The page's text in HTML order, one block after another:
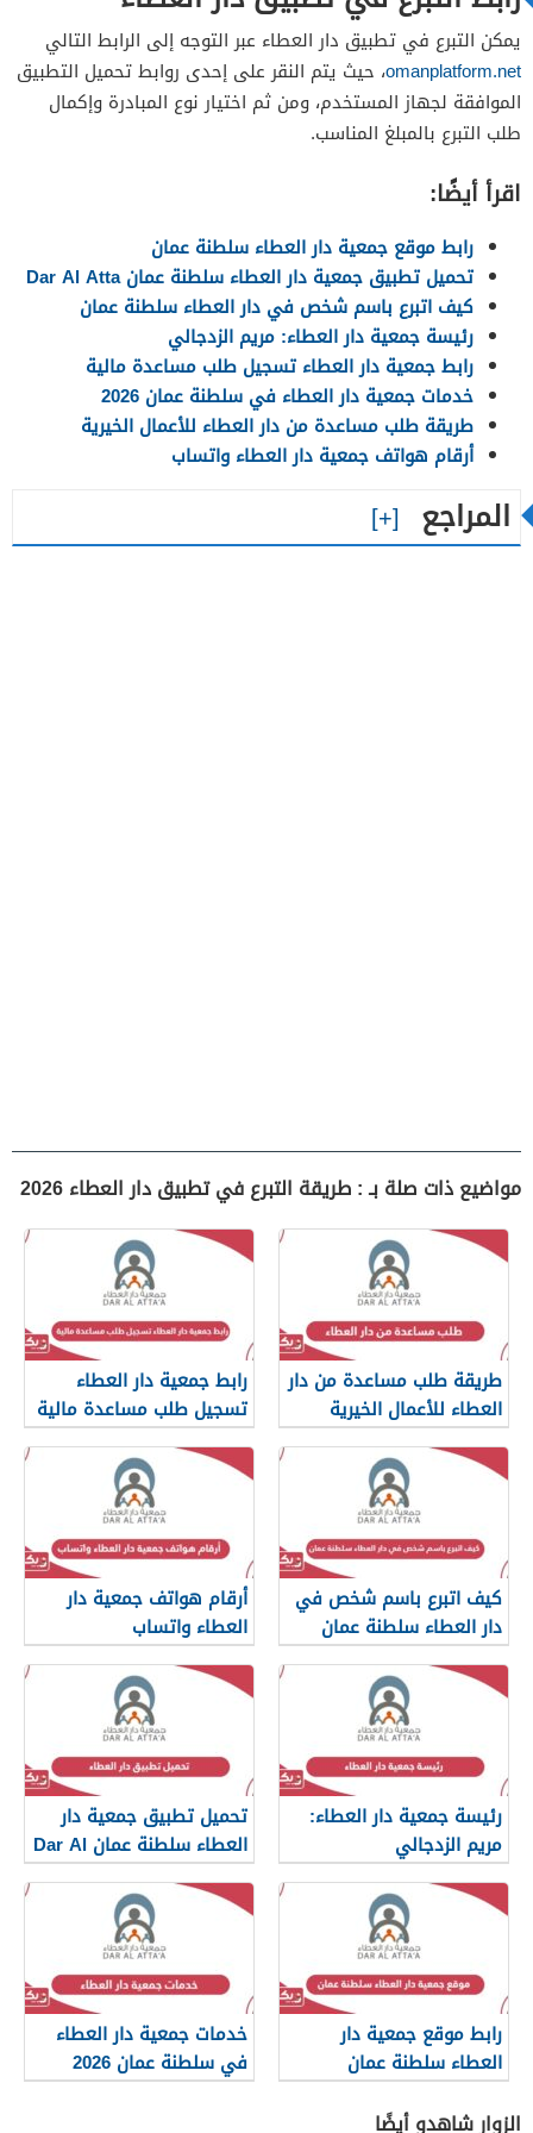
يمكن التبرع في تطبيق دار العطاء عبر التوجه إلى الرابط التالي
omanplatform.net، حيث يتم النقر على إحدى روابط تحميل التطبيق
الموافقة لجهاز المستخدم، ومن ثم اختيار نوع المبادرة وإكمال
طلب التبرع بالمبلغ المناسب.
اقرأ أيضًا:
رابط موقع جمعية دار العطاء سلطنة عمان
تحميل تطبيق جمعية دار العطاء سلطنة عمان Dar Al Atta
كيف اتبرع باسم شخص في دار العطاء سلطنة عمان
رئيسة جمعية دار العطاء: مريم الزدجالي
رابط جمعية دار العطاء تسجيل طلب مساعدة مالية
خدمات جمعية دار العطاء في سلطنة عمان 2026
طريقة طلب مساعدة من دار العطاء للأعمال الخيرية
أرقام هواتف جمعية دار العطاء واتساب
المراجع
مواضيع ذات صلة بـ : طريقة التبرع في تطبيق دار العطاء 2026
طريقة طلب مساعدة من دار
العطاء للأعمال الخيرية
رابط جمعية دار العطاء
تسجيل طلب مساعدة مالية
كيف اتبرع باسم شخص في
دار العطاء سلطنة عمان
أرقام هواتف جمعية دار
العطاء واتساب
رئيسة جمعية دار العطاء:
مريم الزدجالي
تحميل تطبيق جمعية دار
العطاء سلطنة عمان Dar Al
Atta
رابط موقع جمعية دار
العطاء سلطنة عمان
خدمات جمعية دار العطاء
في سلطنة عمان 2026
الزوار شاهدو أيضًا